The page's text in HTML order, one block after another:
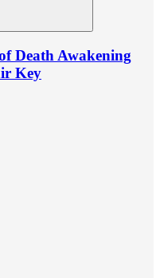
Death Awakening
Key